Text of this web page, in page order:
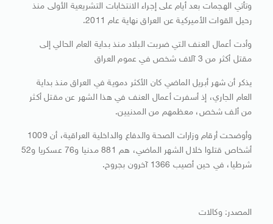
وتأتي الهجمات بعد أيام على إجراء الانتخابات التشريعية الأولى منذ
رحيل القوات الأميركية عن العراق نهاية عام 2011.
وأدت أعمال العنف التي ضربت البلاد منذ بداية العام الحالي إلى
مقتل أكثر من 3 آلاف شخص في عموم العراق
يذكر أن شهر أبريل الماضي كان الأكثر دموية في العراق منذ بداية
العام الجاري، إذ أسفرت أعمال العنف في هذا الشهر عن مقتل أكثر
من ألف شخص، معظمهم من المدنيين.
وأوضحت أرقام وزارات الصحة والدفاع والداخلية العراقية، أن 1009
أشخاص قتلوا خلال الشهر الماضي، هم 881 مدنيا و76 عسكريا و52
شرطيا، في حين أصيب 1366 آخرون بجروح.
المصدر: وكالات